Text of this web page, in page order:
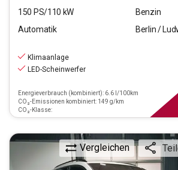
150 PS/110 kW
Benzin
Automatik
Berlin /
Klimaanlage
LED-Scheinwerfer
Energieverbrauch (kombiniert): 6.6 l/100km
CO₂-Emissionen kombiniert: 149 g/km
CO₂-Klasse:
Vergleichen